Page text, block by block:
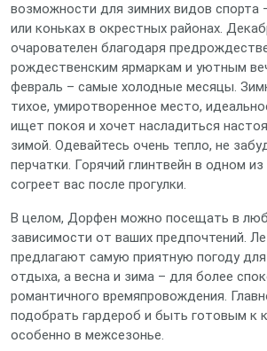
возможности для зимних видов спорта
или коньках в окрестных районах.
очарователен благодаря
рождественским ярмаркам и уютным
февраль – самые холодные месяцы.
тихое, умиротворенное место,
ищет покоя и хочет насладиться
зимой. Одевайтесь очень тепло, не
перчатки. Горячий глинтвейн в одном
согреет вас после прогулки.
В целом, Дорфен можно посещать в
зависимости от ваших предпочтений.
предлагают самую приятную погоду
отдыха, а весна и зима – для более
романтичного времяпровождения.
подобрать гардероб и быть готовым к
особенно в межсезонье.